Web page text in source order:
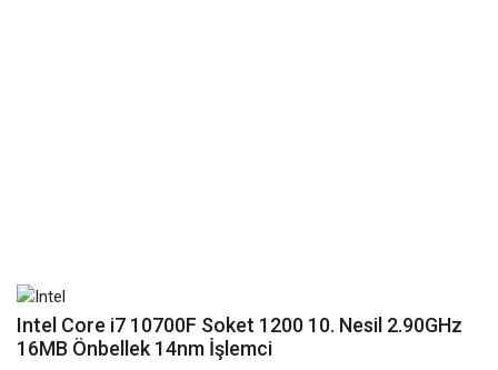
Intel Core i7 10700F Soket 1200 10. Nesil 2.90GHz
16MB Önbellek 14nm İşlemci